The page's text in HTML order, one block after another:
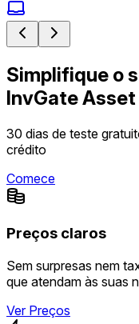
Simplifique o
InvGate
30 dias de teste
crédito
Comece
Preços claros
Sem surpresas nem
que atendam às suas
Ver Preços